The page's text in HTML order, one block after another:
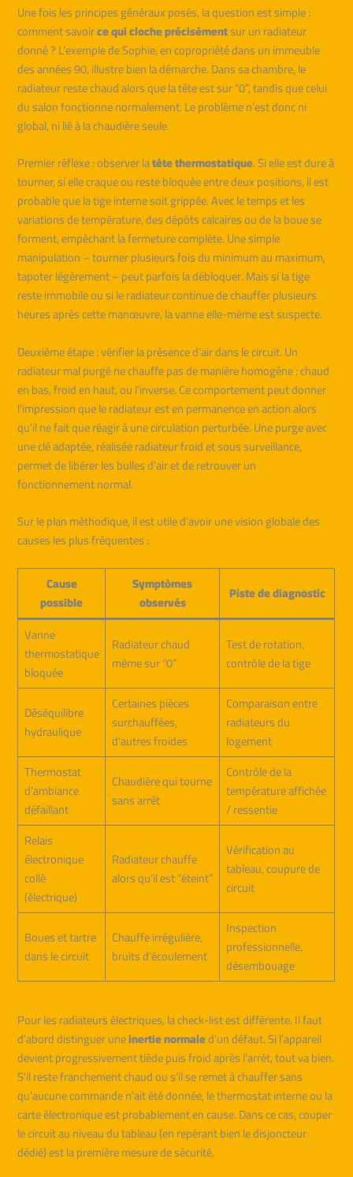
Une fois les principes généraux posés, la question est simple :
comment savoirce qui cloche précisémentsur un radiateur
donné ? L’exemple de Sophie, en copropriété dans un immeuble
des années 90, illustre bien la démarche. Dans sa chambre, le
radiateur reste chaud alors que la tête est sur “0”, tandis que celui
du salon fonctionne normalement. Le problème n’est donc ni
global, ni lié à la chaudière seule.
Premier réflexe : observer latête thermostatique. Si elle est dure à
tourner, si elle craque ou reste bloquée entre deux positions, il est
probable que la tige interne soit grippée. Avec le temps et les
variations de température, des dépôts calcaires ou de la boue se
forment, empêchant la fermeture complète. Une simple
manipulation – tourner plusieurs fois du minimum au maximum,
tapoter légèrement – peut parfois la débloquer. Mais si la tige
reste immobile ou si le radiateur continue de chauffer plusieurs
heures après cette manœuvre, la vanne elle-même est suspecte.
Deuxième étape : vérifier la présence d’air dans le circuit. Un
radiateur mal purgé ne chauffe pas de manière homogène : chaud
en bas, froid en haut, ou l’inverse. Ce comportement peut donner
l’impression que le radiateur est en permanence en action alors
qu’il ne fait que réagir à une circulation perturbée. Une purge avec
une clé adaptée, réalisée radiateur froid et sous surveillance,
permet de libérer les bulles d’air et de retrouver un
fonctionnement normal.
Sur le plan méthodique, il est utile d’avoir une vision globale des
causes les plus fréquentes :
Cause
possible
Symptômes
observés
Piste de diagnostic
Vanne
thermostatique
bloquée
Radiateur chaud
même sur “0”
Test de rotation,
contrôle de la tige
Déséquilibre
hydraulique
Certaines pièces
surchauffées,
d’autres froides
Comparaison entre
radiateurs du
logement
Thermostat
d’ambiance
défaillant
Chaudière qui tourne
sans arrêt
Contrôle de la
température affichée
/ ressentie
Relais
électronique
collé
(électrique)
Radiateur chauffe
alors qu’il est “éteint”
Vérification au
tableau, coupure de
circuit
Boues et tartre
dans le circuit
Chauffe irrégulière,
bruits d’écoulement
Inspection
professionnelle,
désembouage
Pour les radiateurs électriques, la check-list est différente. Il faut
d’abord distinguer uneinertie normaled’un défaut. Si l’appareil
devient progressivement tiède puis froid après l’arrêt, tout va bien.
S’il reste franchement chaud ou s’il se remet à chauffer sans
qu’aucune commande n’ait été donnée, le thermostat interne ou la
carte électronique est probablement en cause. Dans ce cas, couper
le circuit au niveau du tableau (en repérant bien le disjoncteur
dédié) est la première mesure de sécurité.